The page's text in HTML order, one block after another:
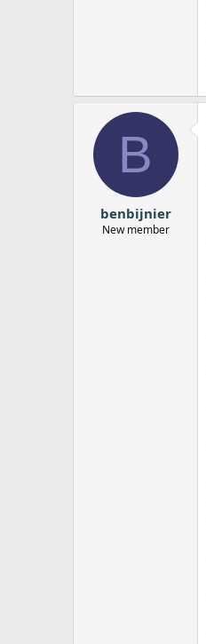
B
benbijnier
New member